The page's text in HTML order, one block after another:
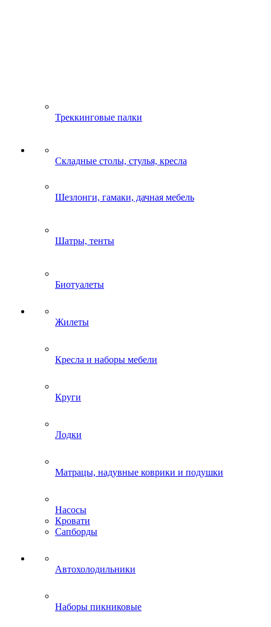
Треккинговые палки
Складные столы, стулья, кресла
Шезлонги, гамаки, дачная мебель
Шатры, тенты
Биотуалеты
Жилеты
Кресла и наборы мебели
Круги
Лодки
Матрацы, надувные коврики и подушки
Насосы
Кровати
Сапборды
Автохолодильники
Наборы пикниковые